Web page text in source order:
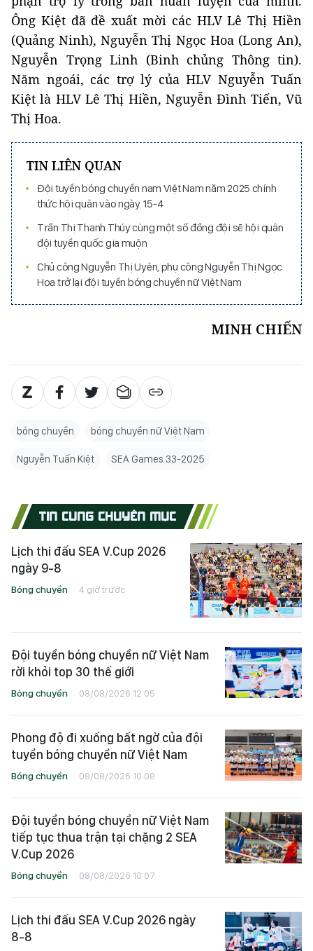
Ông Kiệt đã đề xuất mời các HLV Lê Thị Hiền
(Quảng Ninh), Nguyễn Thị Ngọc Hoa (Long An),
Nguyễn Trọng Linh (Binh chủng Thông tin).
Năm ngoái, các trợ lý của HLV Nguyễn Tuấn
Kiệt là HLV Lê Thị Hiền, Nguyễn Đình Tiến, Vũ
Thị Hoa.
TIN LIÊN QUAN
Đội tuyển bóng chuyền nam Việt Nam năm 2025 chính
thức hội quân vào ngày 15-4
Trần Thị Thanh Thúy cùng một số đồng đội sẽ hội quân
đội tuyển quốc gia muộn
Chủ công Nguyễn Thị Uyên, phụ công Nguyễn Thị Ngọc
Hoa trở lại đội tuyển bóng chuyền nữ Việt Nam
MINH CHIẾN
bóng chuyền bóng chuyền nữ Việt Nam
Nguyễn Tuấn Kiệt SEA Games 33-2025
TIN CÙNG CHUYÊN MỤC
Lịch thi đấu SEA V.Cup 2026
ngày 9-8
Bóng chuyền 4 giờ trước
Đội tuyển bóng chuyền nữ Việt Nam
rời khỏi top 30 thế giới
Bóng chuyền 08/08/2026 12:05
Phong độ đi xuống bất ngờ của đội
tuyển bóng chuyền nữ Việt Nam
Bóng chuyền 08/08/2026 10:08
Đội tuyển bóng chuyền nữ Việt Nam
tiếp tục thua trận tại chặng 2 SEA
V.Cup 2026
Bóng chuyền 08/08/2026 10:07
Lịch thi đấu SEA V.Cup 2026 ngày
8-8